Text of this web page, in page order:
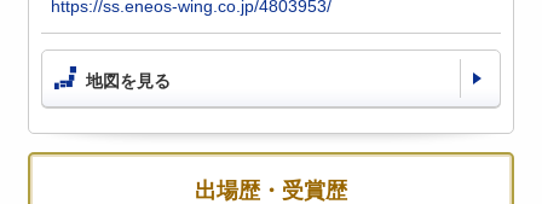
https://ss.eneos-wing.co.jp/4803953/
地図を見る
出場歴・受賞歴